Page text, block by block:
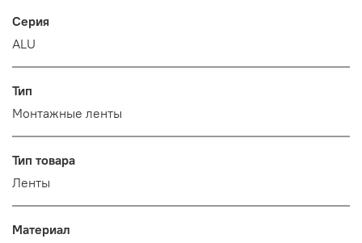
Серия
ALU
Тип
Монтажные ленты
Тип товара
Ленты
Материал